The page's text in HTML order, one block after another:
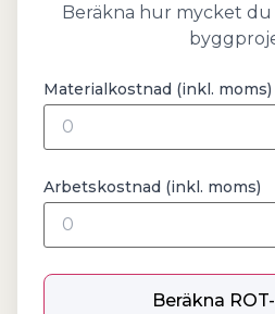
Beräkna hur mycket du
Materialkostnad (inkl. moms)
Arbetskostnad (inkl. moms)
Beräkna